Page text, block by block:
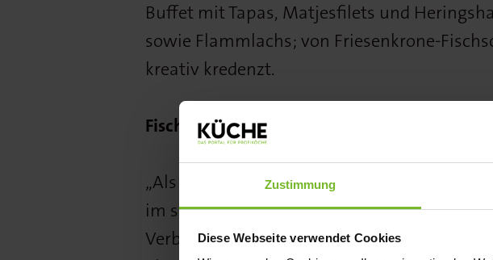
Zustimmung
Diese Webseite verwendet Cookies
Buffet mit Tapas, Matjesfilets und
sowie Flammlachs; von Friesenkrone-
kreativ kredenzt.
Fischkrone engagiert sich für die
„Als Fischfeinkostexperte mit 115-jähriger
im schleswig-holsteinischen Marne, fühlen
Verbundenheit mit dem Meer und der